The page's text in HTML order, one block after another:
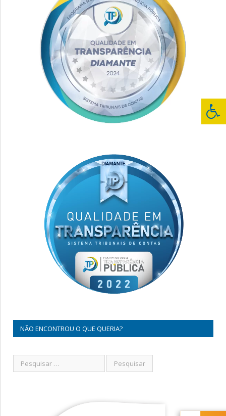
NÃO ENCONTROU O QUE QUERIA?